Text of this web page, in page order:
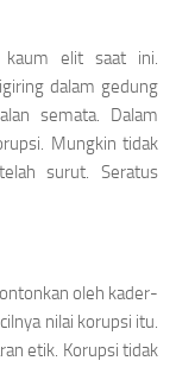
kaum elit saat ini.
dalam gedung
semata. Dalam
Mungkin tidak
surut. Seratus
oleh kader-
nilai korupsi itu.
etik. Korupsi tidak